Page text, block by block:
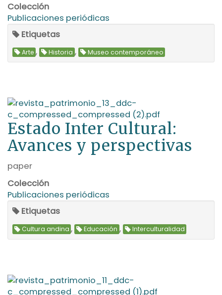
Colección
Publicaciones periódicas
Etiquetas
Arte , Historia , Museo contemporáneo
Estado Inter Cultural:
Avances y perspectivas
paper
Colección
Publicaciones periódicas
Etiquetas
Cultura andina , Educación , Interculturalidad